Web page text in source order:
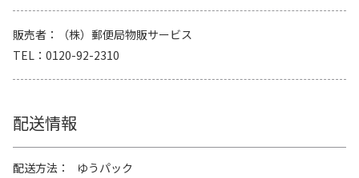
販売者
（株）郵便局物販サービス
TEL
0120-92-2310
配送情報
配送方法
ゆうパック